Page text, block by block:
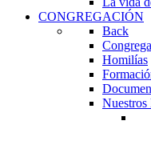
CONGREGACIÓN
Back
Homilías
Nuestros